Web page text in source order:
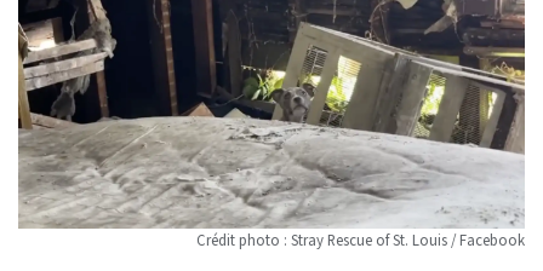
Crédit photo : Stray Rescue of St. Louis / Facebook